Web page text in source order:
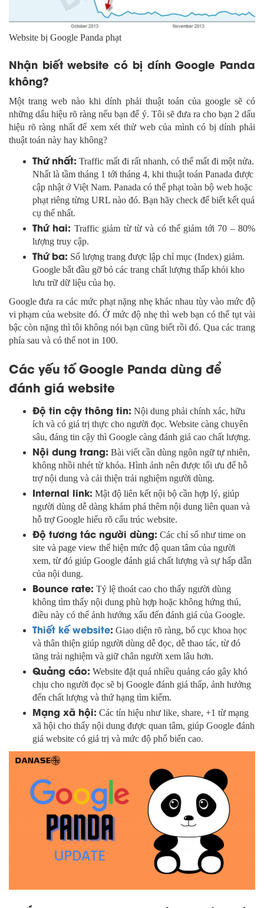
Website bị Google Panda phạt
Nhận biết website có bị dính Google Panda
không?
Một trang web nào khi dính phải thuật toán của google sẽ có
những dấu hiệu rõ ràng nếu bạn để ý. Tôi sẽ đưa ra cho bạn 2 dấu
hiệu rõ ràng nhất để xem xét thử web của mình có bị dính phải
thuật toán này hay không?
Thứ nhất: Traffic mất đi rất nhanh, có thể mất đi một nửa.
Nhất là tầm tháng 1 tới tháng 4, khi thuật toán Panada được
cập nhật ở Việt Nam. Panada có thể phạt toàn bộ web hoặc
phạt riêng từng URL nào đó. Bạn hãy check để biết kết quả
cụ thể nhất.
Thứ hai: Traffic giảm từ từ và có thể giảm tới 70 – 80%
lượng truy cập.
Thứ ba: Số lượng trang được lập chỉ mục (Index) giảm.
Google bắt đầu gỡ bỏ các trang chất lượng thấp khỏi kho
lưu trữ dữ liệu của họ.
Google đưa ra các mức phạt nặng nhẹ khác nhau tùy vào mức độ
vi phạm của website đó. Ở mức độ nhẹ thì web bạn có thể tụt vài
bậc còn nặng thì tôi không nói bạn cũng biết rồi đó. Qua các trang
phía sau và có thể not in 100.
Các yếu tố Google Panda dùng để
đánh giá website
Độ tin cậy thông tin: Nội dung phải chính xác, hữu
ích và có giá trị thực cho người đọc. Website càng chuyên
sâu, đáng tin cậy thì Google càng đánh giá cao chất lượng.
Nội dung trang: Bài viết cần dùng ngôn ngữ tự nhiên,
không nhồi nhét từ khóa. Hình ảnh nên được tối ưu để hỗ
trợ nội dung và cải thiện trải nghiệm người dùng.
Internal link: Mật độ liên kết nội bộ cần hợp lý, giúp
người dùng dễ dàng khám phá thêm nội dung liên quan và
hỗ trợ Google hiểu rõ cấu trúc website.
Độ tương tác người dùng: Các chỉ số như time on
site và page view thể hiện mức độ quan tâm của người
xem, từ đó giúp Google đánh giá chất lượng và sự hấp dẫn
của nội dung.
Bounce rate: Tỷ lệ thoát cao cho thấy người dùng
không tìm thấy nội dung phù hợp hoặc không hứng thú,
điều này có thể ảnh hưởng xấu đến đánh giá của Google.
Thiết kế website: Giao diện rõ ràng, bố cục khoa học
và thân thiện giúp người dùng dễ đọc, dễ thao tác, từ đó
tăng trải nghiệm và giữ chân người xem lâu hơn.
Quảng cáo: Website đặt quá nhiều quảng cáo gây khó
chịu cho người đọc sẽ bị Google đánh giá thấp, ảnh hưởng
đến chất lượng và thứ hạng tìm kiếm.
Mạng xã hội: Các tín hiệu như like, share, +1 từ mạng
xã hội cho thấy nội dung được quan tâm, giúp Google đánh
giá website có giá trị và mức độ phổ biến cao.